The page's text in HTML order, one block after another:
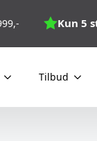
Kun 5
Tilbud